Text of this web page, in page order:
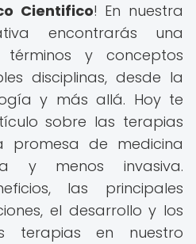
Cientifico! En nuestra
encontrarás una
y conceptos
disciplinas, desde la
y más allá. Hoy te
sobre las terapias
promesa de medicina
y menos invasiva.
las principales
el desarrollo y los
terapias en nuestro